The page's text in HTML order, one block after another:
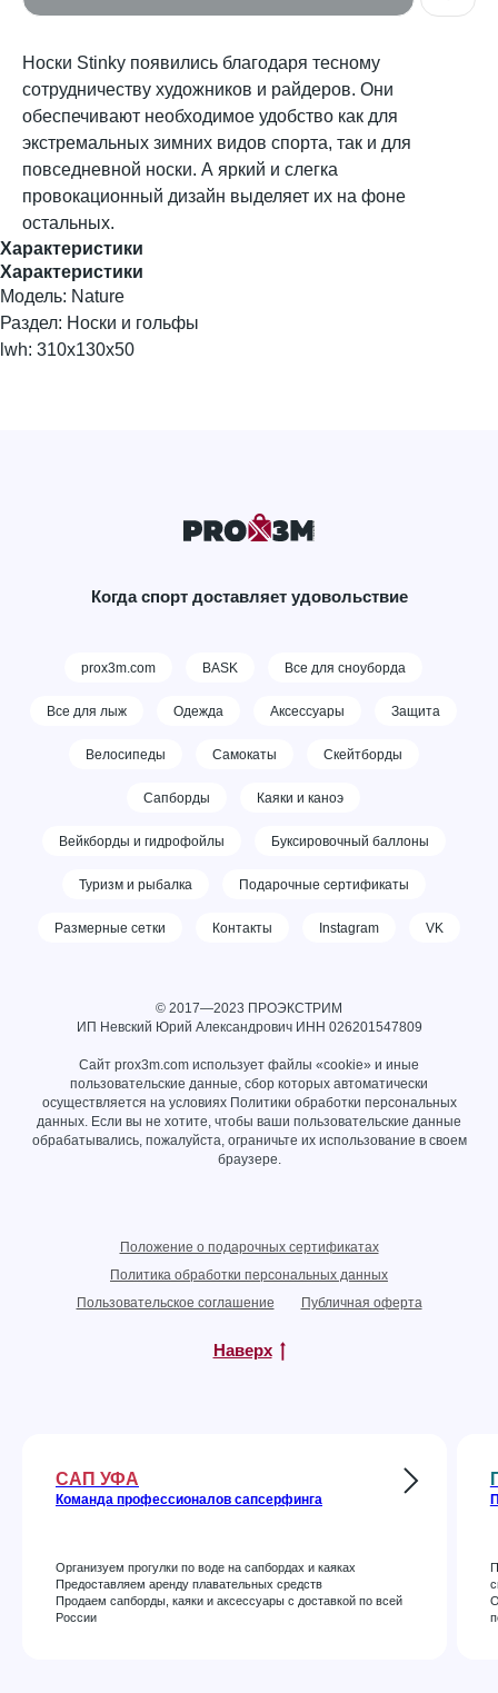
Носки Stinky появились благодаря тесному
сотрудничеству художников и райдеров. Они
обеспечивают необходимое удобство как для
экстремальных зимних видов спорта, так и для
повседневной носки. А яркий и слегка
провокационный дизайн выделяет их на фоне
остальных.
Характеристики
Характеристики
Модель: Nature
Раздел: Носки и гольфы
lwh: 310x130x50
Когда спорт доставляет удовольствие
prox3m.com BASK Все для сноуборда
Все для лыж Одежда Аксессуары Защита
Велосипеды Самокаты Скейтборды
Сапборды Каяки и каноэ
Вейкборды и гидрофойлы Буксировочный баллоны
Туризм и рыбалка Подарочные сертификаты
Размерные сетки Контакты Instagram VK
© 2017—2023 ПРОЭКСТРИМ
ИП Невский Юрий Александрович ИНН 026201547809
Сайт prox3m.com использует файлы «cookie» и иные
пользовательские данные, сбор которых автоматически
осуществляется на условиях Политики обработки персональных
данных. Если вы не хотите, чтобы ваши пользовательские данные
обрабатывались, пожалуйста, ограничьте их использование в своем
браузере.
Положение о подарочных сертификатах
Политика обработки персональных данных
Пользовательское соглашение
Публичная оферта
Наверх
САП УФА
Команда профессионалов сапсерфинга
Организуем прогулки по воде на сапбордах и каяках
Предоставляем аренду плавательных средств
Продаем сапборды, каяки и аксессуары с доставкой по всей
России